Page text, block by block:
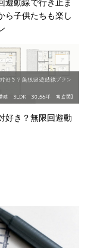
遊動線で行き止ま
ら子供たちも楽し
好き？無限回遊動